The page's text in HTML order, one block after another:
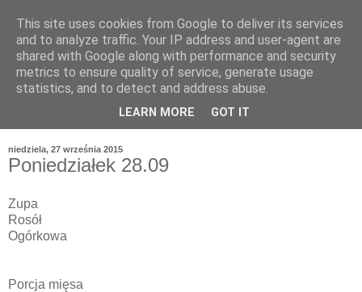
niedziela, 27 września 2015
Poniedziałek 28.09
Zupa
Rosół
Ogórkowa
Porcja mięsa
This site uses cookies from Google to deliver its services
and to analyze traffic. Your IP address and user-agent are
shared with Google along with performance and security
metrics to ensure quality of service, generate usage
statistics, and to detect and address abuse.
LEARN MORE GOT IT